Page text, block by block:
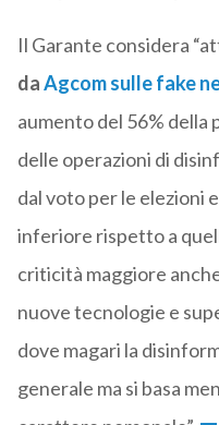
Il Garante considera
daAgcom sulle fake
aumento del 56% della
delle operazioni di
dal voto per le elezioni
inferiore rispetto a
criticità maggiore
nuove tecnologie e
dove magari la
generale ma si basa